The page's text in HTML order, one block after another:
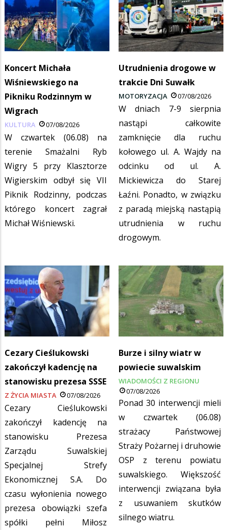
Koncert Michała
Wiśniewskiego na
Pikniku Rodzinnym w
Wigrach
KULTURA 07/08/2026
W czwartek (06.08) na
terenie Smażalni Ryb
Wigry 5 przy Klasztorze
Wigierskim odbył się VII
Piknik Rodzinny, podczas
którego koncert zagrał
Michał Wiśniewski.
Utrudnienia drogowe w
trakcie Dni Suwałk
MOTORYZACJA 07/08/2026
W dniach 7-9 sierpnia
nastąpi całkowite
zamknięcie dla ruchu
kołowego ul. A. Wajdy na
odcinku od ul. A.
Mickiewicza do Starej
Łaźni. Ponadto, w związku
z paradą miejską nastąpią
utrudnienia w ruchu
drogowym.
Cezary Cieślukowski
zakończył kadencję na
stanowisku prezesa SSSE
Z ŻYCIA MIASTA 07/08/2026
Cezary Cieślukowski
zakończył kadencję na
stanowisku Prezesa
Zarządu Suwalskiej
Specjalnej Strefy
Ekonomicznej S.A. Do
czasu wyłonienia nowego
prezesa obowiązki szefa
spółki pełni Miłosz
Burze i silny wiatr w
powiecie suwalskim
WIADOMOŚCI Z REGIONU
07/08/2026
Ponad 30 interwencji mieli
w czwartek (06.08)
strażacy Państwowej
Straży Pożarnej i druhowie
OSP z terenu powiatu
suwalskiego. Większość
interwencji związana była
z usuwaniem skutków
silnego wiatru.